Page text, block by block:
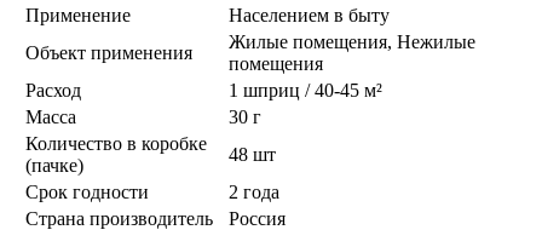
Применение
Населением в быту
Объект применения
Жилые помещения, Нежилые
помещения
Расход
1 шприц / 40-45 м²
Масса
30 г
Количество в коробке
(пачке)
48 шт
Срок годности
2 года
Страна производитель
Россия